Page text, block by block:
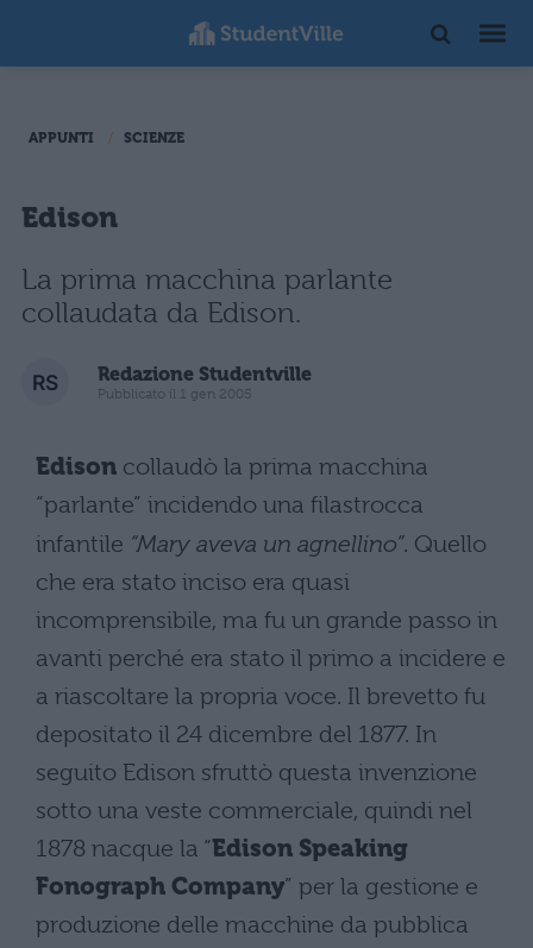
APPUNTI SCIENZE
Edison
La prima macchina parlante
collaudata da Edison.
Redazione Studentville
Pubblicato il 1 gen 2005
Edison collaudò la prima macchina
“parlante” incidendo una filastrocca
infantile “Mary aveva un agnellino”. Quello
che era stato inciso era quasi
incomprensibile, ma fu un grande passo in
avanti perché era stato il primo a incidere e
a riascoltare la propria voce. Il brevetto fu
depositato il 24 dicembre del 1877. In
seguito Edison sfruttò questa invenzione
sotto una veste commerciale, quindi nel
1878 nacque la “Edison Speaking
Fonograph Company” per la gestione e
produzione delle macchine da pubblica